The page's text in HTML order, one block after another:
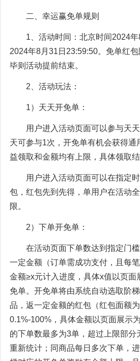
二、幸运赢免单规则
1、活动时间：北京时间2024
2024年8月31日23:59:50。免单红
毕则活动提前结束。
2、活动玩法：
1）天天开免单：
用户进入活动页面可以参与天
天可参与1次，开免单有机会获得通
益领取和金额均有上限，具体领取
用户进入活动页面可以在指定
包，红包先到先得，单用户在活动
限。
2）下单开免单：
在活动页面下单数达到指定门
一定金额（订单需成功支付，且每
金额≥x元计入进度，具体x值以页面
免单。开免单将由系统自动选取阶
品，返一定金额的红包（红包面额
0.1%-100%，具体金额以页面展示
的下单数最多为3单，超过上限部分
重新统计；同商品每日多次下单，